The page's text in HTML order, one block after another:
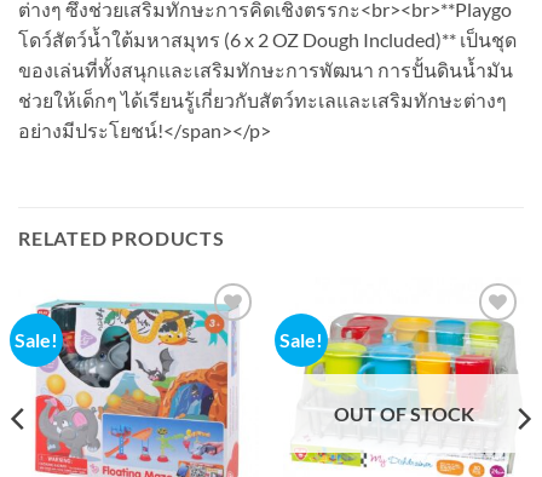
ต่างๆ ซึ่งช่วยเสริมทักษะการคิดเชิงตรรกะ<br><br>**Playgo
โดว์สัตว์น้ำใต้มหาสมุทร (6 x 2 OZ Dough Included)** เป็นชุด
ของเล่นที่ทั้งสนุกและเสริมทักษะการพัฒนา การปั้นดินน้ำมัน
ช่วยให้เด็กๆ ได้เรียนรู้เกี่ยวกับสัตว์ทะเลและเสริมทักษะต่างๆ
อย่างมีประโยชน์!</span></p>
RELATED PRODUCTS
Sale!
Add to
wishlist
Sale!
Add to
wishlist
OUT OF STOCK